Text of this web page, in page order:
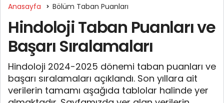
Anasayfa Bölüm Taban Puanları
Hindoloji Taban Puanları ve
Başarı Sıralamaları
Hindoloji 2024-2025 dönemi taban puanları ve
başarı sıralamaları açıklandı. Son yıllara ait
verilerin tamamı aşağıda tablolar halinde yer